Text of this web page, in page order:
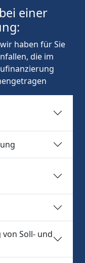
einer
haben für Sie
die im
von Soll- und